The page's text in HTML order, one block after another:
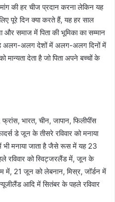
की हर चीज प्रदान करना लेकिन यह
पूरे दिन क्या करते हैं, यह हर साल
और समाज में पिता की भूमिका का सम्मान
डे अलग-अलग देशों में अलग-अलग दिनों में
मान्यता देता है जो पिता अपने बच्चों के
भारत, चीन, जापान, फिलीपींस
डे जून के तीसरे रविवार को मनाया
भी मनाया जाता है जैसे रूस में यह 23
रविवार को स्विट्जरलैंड में, जून के
में, 21 जून को लेबनान, मिस्र, जॉर्डन में
आदि में सितंबर के पहले रविवार